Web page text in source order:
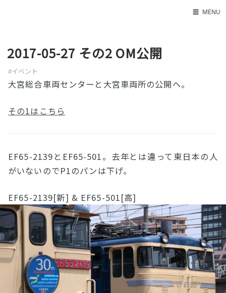
☰ MENU
2017-05-27 その2 OM公開
#イベント
大宮総合車両センターと大宮車両所の公開へ。
その1はこちら
EF65-2139とEF65-501。去年とは違って東日本の人
がいないのでP1のパンは下げ。
EF65-2139[新] & EF65-501[高]